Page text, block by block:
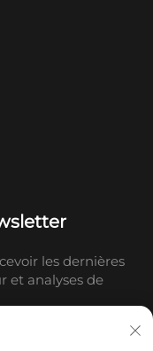
les dernières
et analyses de